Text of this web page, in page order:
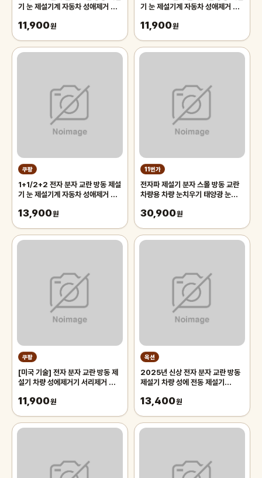
기 눈 제설기계 자동차 성애제거 차
사은품 랜덤 증정
11,900원
기 눈 제설기계 자동차 성애제거 차
사은품 랜덤 증정
11,900원
쿠팡
1+1/2+2 전자 분자 교란 방동 제설
기 눈 제설기계 자동차 성애제거 차
사은품 랜덤 증정
13,900원
11번가
전자파 제설기 분자 스몰 방동 교란
차량용 차량 눈치우기 태양광 눈제거
30,900원
쿠팡
[미국 기술] 전자 분자 교란 방동 제
설기 차량 성에제거기 서리제거 차유
리 눈 치우기 도구
11,900원
옥션
2025년 신상 전자 분자 교란 방동
제설기 차량 성에 전동 제설기
13,400원